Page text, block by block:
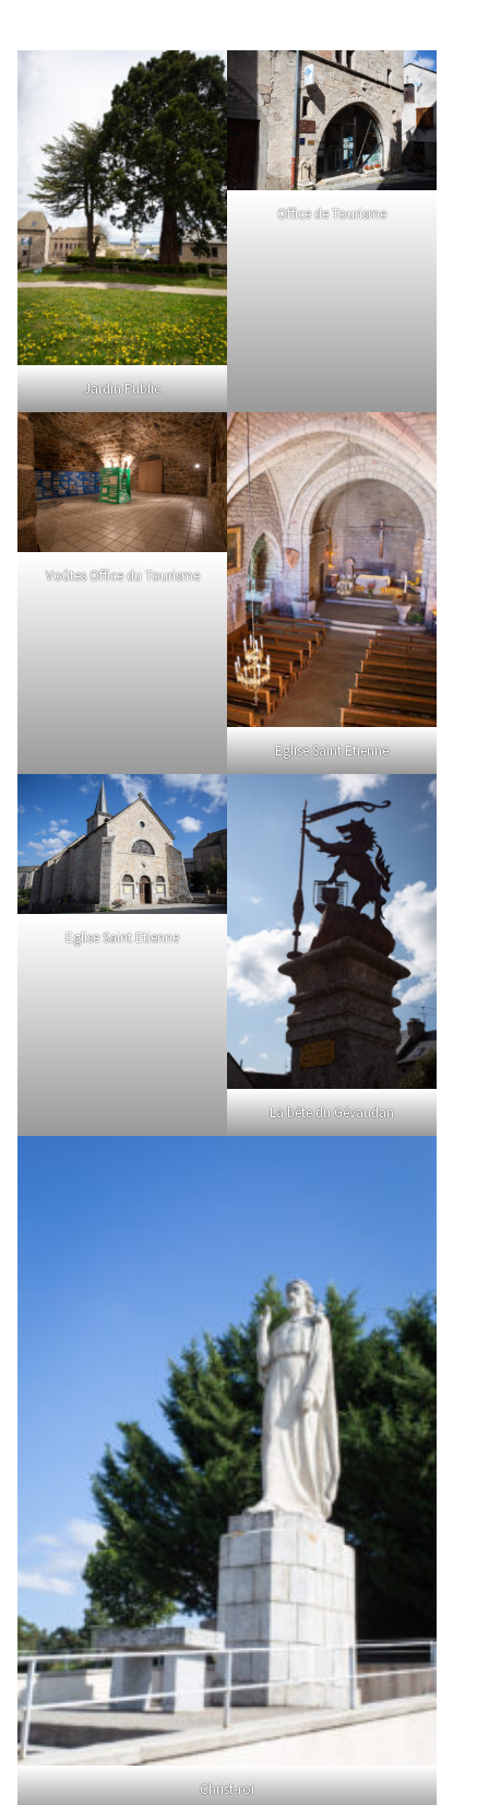
Jardin Public
Office de Tourisme
Voûtes Office du Tourisme
Eglise Saint Etienne
Eglise Saint Etienne
La bête du Gévaudan
Christ-roi